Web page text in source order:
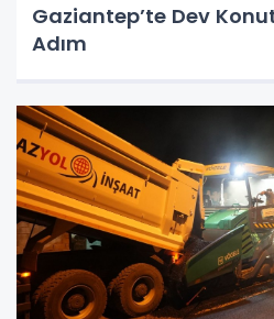
Gaziantep’te Dev
Adım